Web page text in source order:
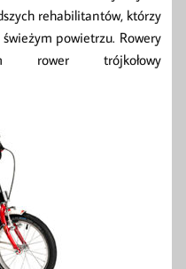
rehabilitantów, którzy
powietrzu. Rowery
rower trójkołowy